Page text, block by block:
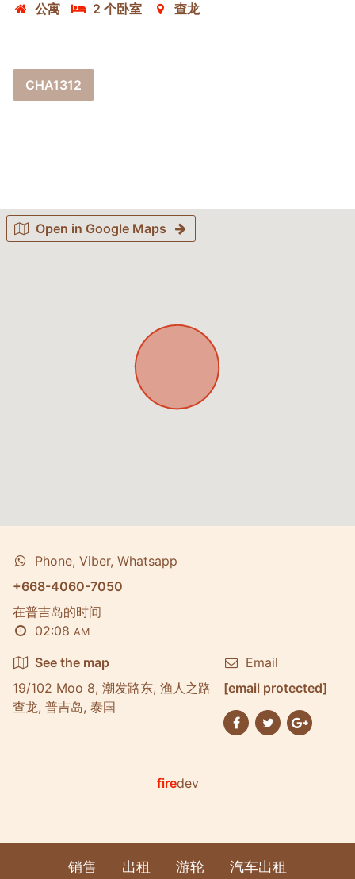
公寓
2 个卧室 查龙
CHA1312
Open in Google Maps
Phone, Viber, Whatsapp
+668-4060-7050
在普吉岛的时间
02:08 AM
See the map
19/102 Moo 8, 潮发路东, 渔人之路
查龙, 普吉岛, 泰国
Email
[email protected]
firedev
销售 出租 游轮 汽车出租